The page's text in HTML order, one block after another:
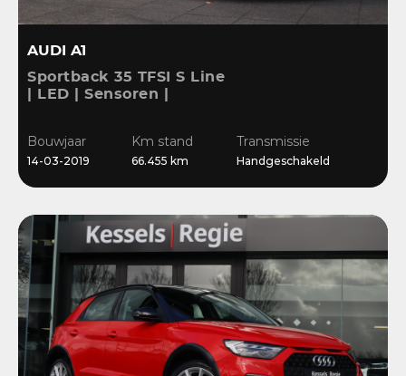
AUDI A1
Sportback 35 TFSI S Line
| LED | Sensoren |
Bouwjaar
14-03-2019
Km stand
66.455 km
Transmissie
Handgeschakeld